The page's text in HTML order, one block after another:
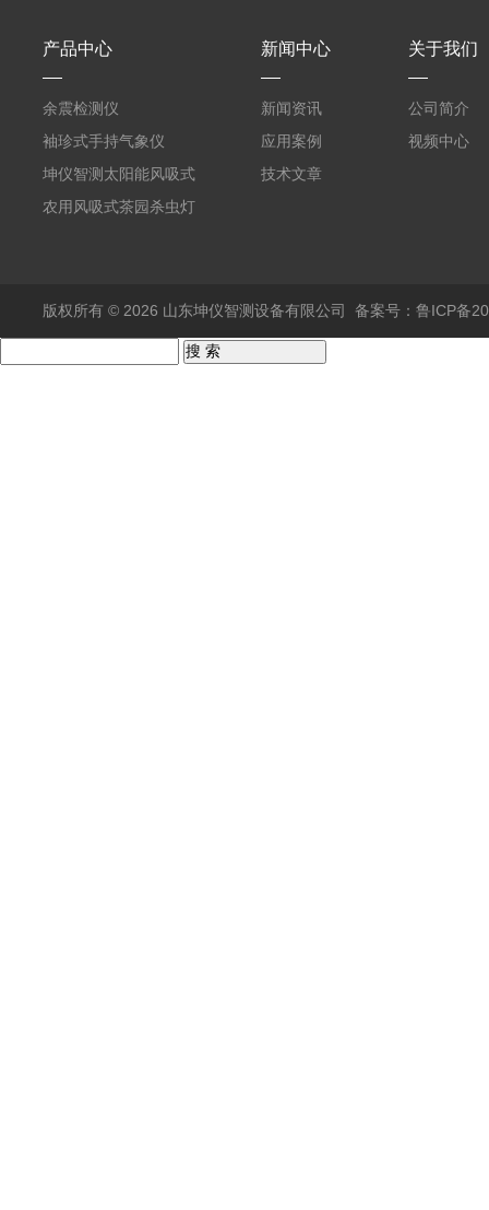
产品中心
余震检测仪
袖珍式手持气象仪
坤仪智测太阳能风吸式
杀虫灯
农用风吸式茶园杀虫灯
新闻中心
新闻资讯
应用案例
技术文章
关于我们
公司简介
视频中心
版权所有 © 2026 山东坤仪智测设备有限公司 备案号：鲁ICP备